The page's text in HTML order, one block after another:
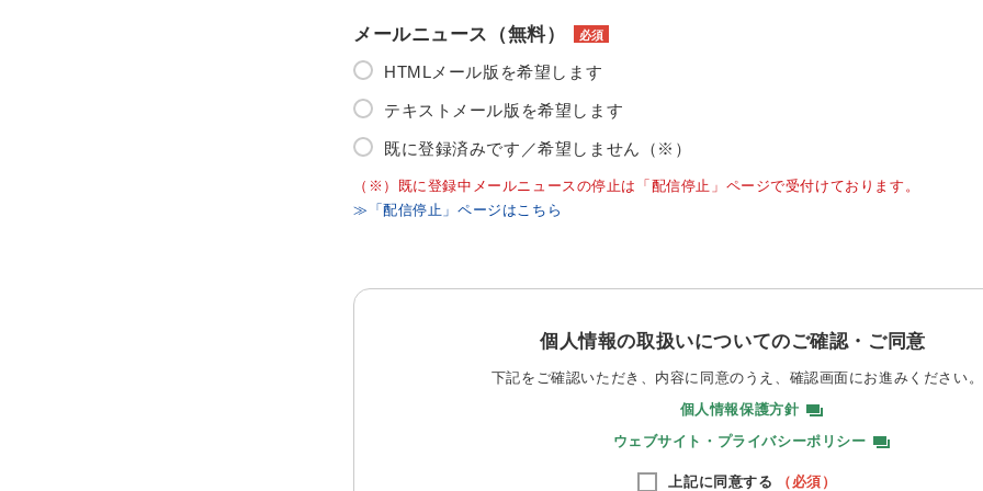
メールニュース（無料） 必須
HTMLメール版を希望します
テキストメール版を希望します
既に登録済みです／希望しません（※）
（※）既に登録中メールニュースの停止は「配信停止」ページで受付けております。
≫「配信停止」ページはこちら
個人情報の取扱いについてのご確認・ご同意
下記をご確認いただき、内容に同意のうえ、 確認画面にお進みください。
個人情報保護方針
ウェブサイト・プライバシーポリシー
上記に同意する （必須）